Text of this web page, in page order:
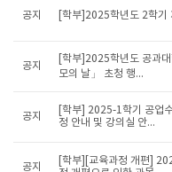
공지 [학부]2025학년도 2학기
공지
[학부]2025학년도 공과
모의 날」 초청 행...
공지
[학부] 2025-1학기 공업
정 안내 및 강의실 안...
공지
[학부][교육과정 개편]